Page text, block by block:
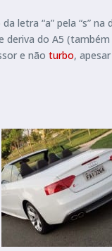
“a” pela “s”
do A5
e não turbo,